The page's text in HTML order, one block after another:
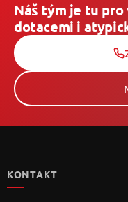
Náš tým je tu pro
dotacemi i
KONTAKT